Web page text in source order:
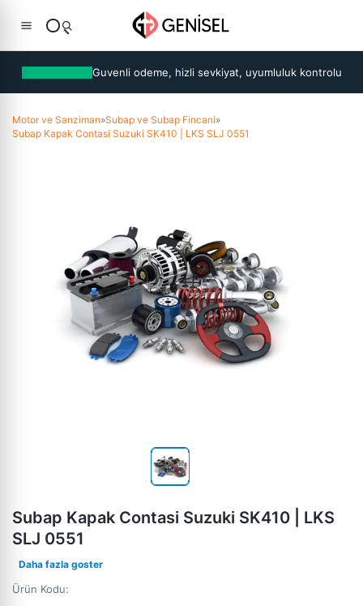
Guvenli odeme, hizli sevkiyat, uyumluluk kontrolu
Motor ve Sanziman»Subap ve Subap Fincani»
Subap Kapak Contasi Suzuki SK410 | LKS SLJ 0551
Subap Kapak Contasi Suzuki SK410 | LKS
SLJ 0551
Daha fazla goster
Ürün Kodu: